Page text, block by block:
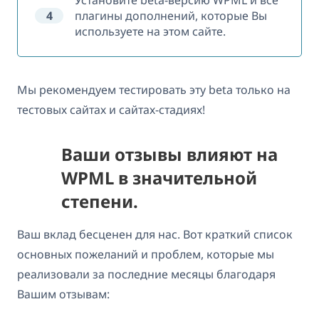
4
плагины дополнений, которые Вы
используете на этом сайте.
Мы рекомендуем тестировать эту beta только на
тестовых сайтах и сайтах-стадиях!
Ваши отзывы влияют на
WPML в значительной
степени.
Ваш вклад бесценен для нас. Вот краткий список
основных пожеланий и проблем, которые мы
реализовали за последние месяцы благодаря
Вашим отзывам: